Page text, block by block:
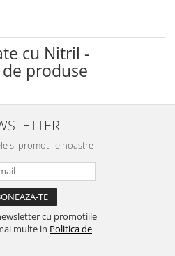
cu Nitril -
produse
si promotiile noastre
cu promotiile
multe in Politica de